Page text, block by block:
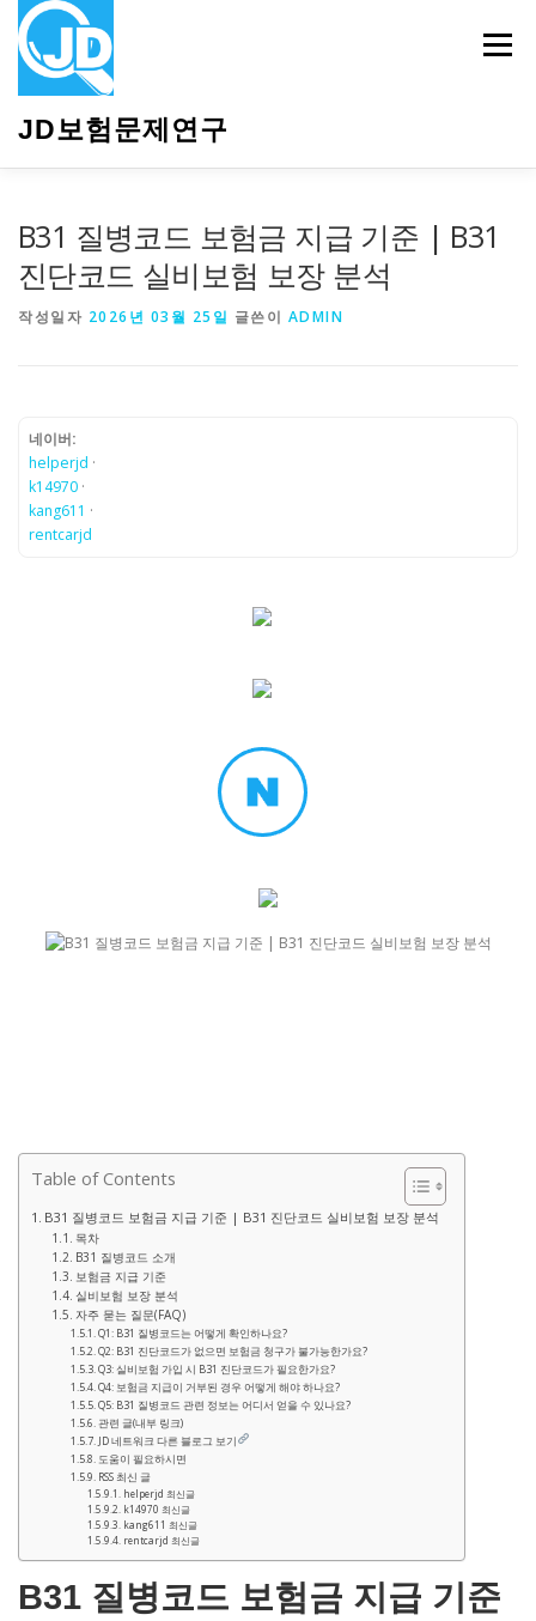
JD보험문제연구
메뉴
B31 질병코드 보험금 지급 기준 | B31
진단코드 실비보험 보장 분석
작성일자 2026년 03월 25일 글쓴이 ADMIN
네이버:
helperjd ·
k14970 ·
kang611 ·
rentcarjd
Table of Contents
B31 질병코드 보험금 지급 기준 | B31 진단코드 실비보험 보장 분석
목차
B31 질병코드 소개
보험금 지급 기준
실비보험 보장 분석
자주 묻는 질문(FAQ)
Q1: B31 질병코드는 어떻게 확인하나요?
Q2: B31 진단코드가 없으면 보험금 청구가 불가능한가요?
Q3: 실비보험 가입 시 B31 진단코드가 필요한가요?
Q4: 보험금 지급이 거부된 경우 어떻게 해야 하나요?
Q5: B31 질병코드 관련 정보는 어디서 얻을 수 있나요?
관련 글(내부 링크)
JD 네트워크 다른 블로그 보기
도움이 필요하시면
RSS 최신 글
helperjd 최신글
k14970 최신글
kang611 최신글
rentcarjd 최신글
B31 질병코드 보험금 지급 기준